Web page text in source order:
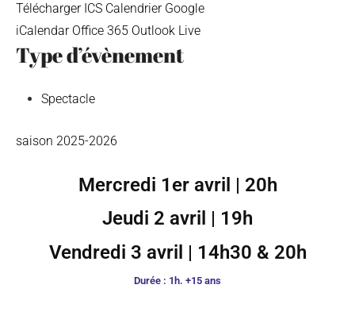
Télécharger ICS Calendrier Google
iCalendar Office 365 Outlook Live
Type d’évènement
Spectacle
saison 2025-2026
Mercredi 1er avril | 20h
Jeudi 2 avril | 19h
Vendredi 3 avril | 14h30 & 20h
Durée : 1h. +15 ans